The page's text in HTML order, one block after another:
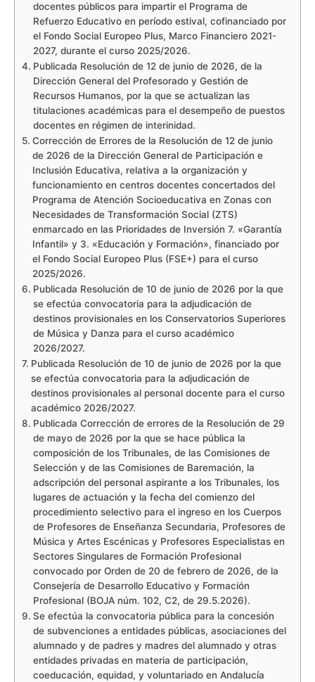
docentes públicos para impartir el Programa de
Refuerzo Educativo en período estival, cofinanciado por
el Fondo Social Europeo Plus, Marco Financiero 2021-
2027, durante el curso 2025/2026.
Publicada Resolución de 12 de junio de 2026, de la
Dirección General del Profesorado y Gestión de
Recursos Humanos, por la que se actualizan las
titulaciones académicas para el desempeño de puestos
docentes en régimen de interinidad.
Corrección de Errores de la Resolución de 12 de junio
de 2026 de la Dirección General de Participación e
Inclusión Educativa, relativa a la organización y
funcionamiento en centros docentes concertados del
Programa de Atención Socioeducativa en Zonas con
Necesidades de Transformación Social (ZTS)
enmarcado en las Prioridades de Inversión 7. «Garantía
Infantil» y 3. «Educación y Formación», financiado por
el Fondo Social Europeo Plus (FSE+) para el curso
2025/2026.
Publicada Resolución de 10 de junio de 2026 por la que
se efectúa convocatoria para la adjudicación de
destinos provisionales en los Conservatorios Superiores
de Música y Danza para el curso académico
2026/2027.
Publicada Resolución de 10 de junio de 2026 por la que
se efectúa convocatoria para la adjudicación de
destinos provisionales al personal docente para el curso
académico 2026/2027.
Publicada Corrección de errores de la Resolución de 29
de mayo de 2026 por la que se hace pública la
composición de los Tribunales, de las Comisiones de
Selección y de las Comisiones de Baremación, la
adscripción del personal aspirante a los Tribunales, los
lugares de actuación y la fecha del comienzo del
procedimiento selectivo para el ingreso en los Cuerpos
de Profesores de Enseñanza Secundaria, Profesores de
Música y Artes Escénicas y Profesores Especialistas en
Sectores Singulares de Formación Profesional
convocado por Orden de 20 de febrero de 2026, de la
Consejería de Desarrollo Educativo y Formación
Profesional (BOJA núm. 102, C2, de 29.5.2026).
Se efectúa la convocatoria pública para la concesión
de subvenciones a entidades públicas, asociaciones del
alumnado y de padres y madres del alumnado y otras
entidades privadas en materia de participación,
coeducación, equidad, y voluntariado en Andalucía